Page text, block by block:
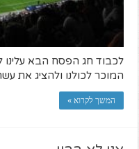
לכבוד חג הפסח הבא עלינו
המוכר לכולנו ולהציג את
המשך לקרוא »